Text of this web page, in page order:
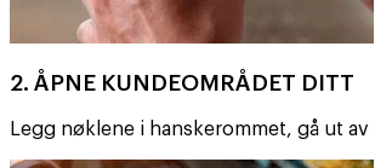
2. ÅPNE KUNDEOMRÅDET DITT
Legg nøklene i hanskerommet, gå ut